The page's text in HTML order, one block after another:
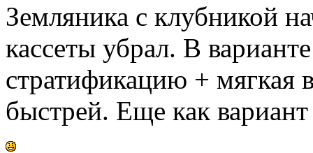
Земляника с клубникой
кассеты убрал. В
стратификацию + мягкая
быстрей. Еще как